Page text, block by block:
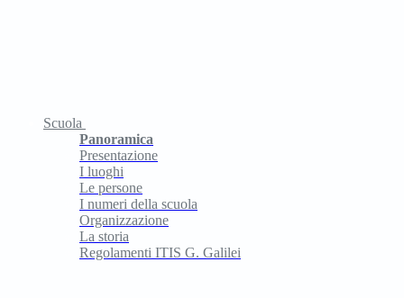
Scuola
Panoramica
Presentazione
I luoghi
Le persone
I numeri della scuola
Organizzazione
La storia
Regolamenti ITIS G. Galilei